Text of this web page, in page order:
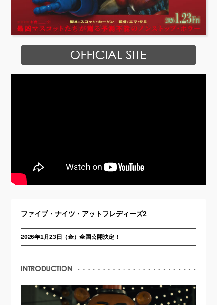
ファイブ・ナイツ・アットフレディーズ2
2026年1月23日（金）全国公開決定！